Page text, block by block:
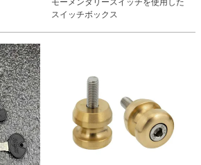
モーメンタリースイッチを使用した
スイッチボックス